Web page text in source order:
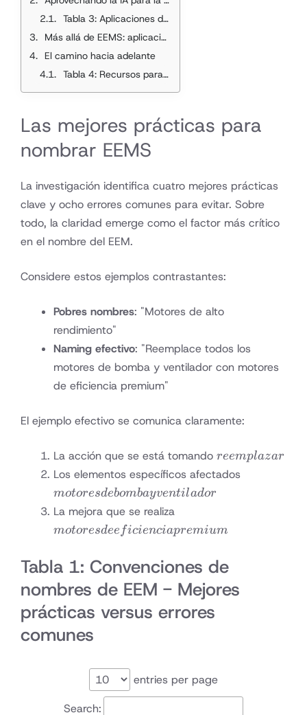
Tabla 3: Aplicaciones de IA para la gestión de energía de la construcción
Más allá de EEMS: aplicaciones más amplias
El camino hacia adelante
Tabla 4: Recursos para la estandarización EEM
Las mejores prácticas para
nombrar EEMS
La investigación identifica cuatro mejores prácticas
clave y ocho errores comunes para evitar. Sobre
todo, la claridad emerge como el factor más crítico
en el nombre del EEM.
Considere estos ejemplos contrastantes:
Pobres nombres: "Motores de alto
rendimiento"
Naming efectivo: "Reemplace todos los
motores de bomba y ventilador con motores
de eficiencia premium"
El ejemplo efectivo se comunica claramente:
La acción que se está tomando reemplazar
reemplazar
Los elementos específicos afectados
motoresdebombayventilador
La mejora que se realiza
de
eficiencia
premium
motoresdee ficienciapremium
Tabla 1: Convenciones de
nombres de EEM - Mejores
prácticas versus errores
comunes
entries per page
Search: